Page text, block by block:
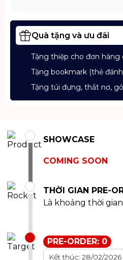
Quà tặng và ưu đãi
Tặng thiệp cho đơn hàng
Tặng bookmark (thẻ
Tặng túi đựng, thắt nơ,
SHOWCASE
COMING SOON
THỜI GIAN PRE-
Là khoảng thời
PRE-ORDER: 0
Kết thúc: 28/02/2026